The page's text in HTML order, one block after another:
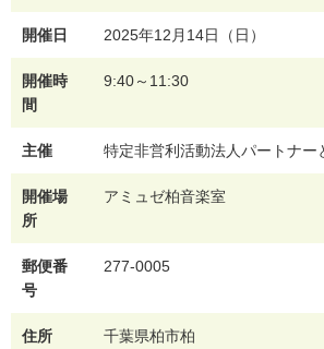
開催日 2025年12月14日（日）
開催時
間
9:40～11:30
主催 特定非営利活動法人パートナー
開催場
所
アミュゼ柏音楽室
郵便番
号
277-0005
住所
千葉県柏市柏